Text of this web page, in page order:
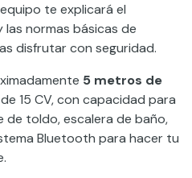
te explicará el
normas básicas de
disfrutar con seguridad.
5 metros de
15 CV, con capacidad para
de toldo, escalera de baño,
Bluetooth para hacer tu